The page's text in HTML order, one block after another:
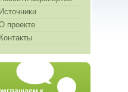
Источники
проекте
Контакты